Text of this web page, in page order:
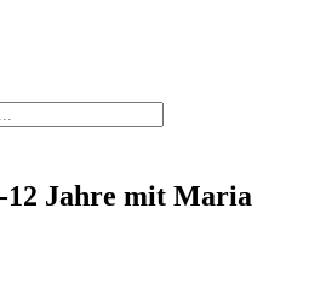
12 Jahre mit Maria